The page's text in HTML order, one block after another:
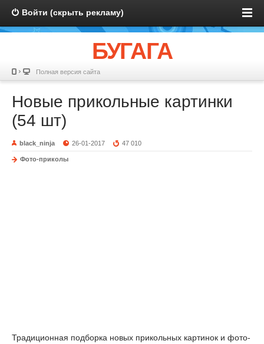
Войти (скрыть рекламу)
БУГАГА
Полная версия сайта
Новые прикольные картинки
(54 шт)
black_ninja 26-01-2017 47 010
Фото-приколы
Традиционная подборка новых прикольных картинок и фото-